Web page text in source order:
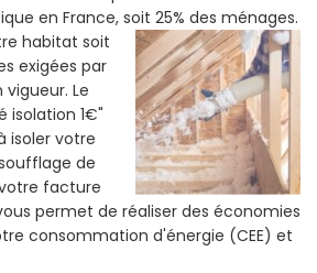
en France, soit 25% des ménages.
habitat soit
exigées par
Le
isolation 1€"
isoler votre
de
facture
permet de réaliser des économies
consommation d'énergie (CEE) et